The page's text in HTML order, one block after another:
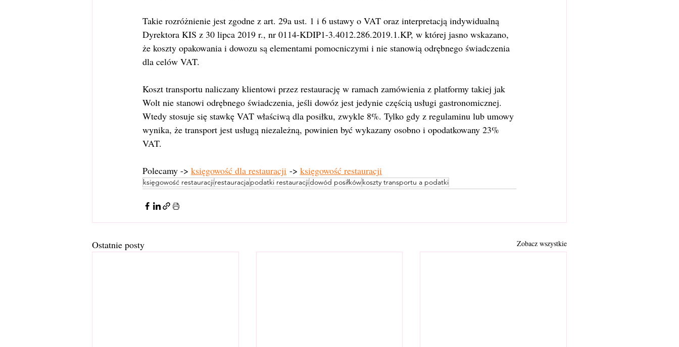
Takie rozróżnienie jest zgodne z art. 29a ust. 1 i 6 ustawy o VAT oraz interpretacją indywidualną
Dyrektora KIS z 30 lipca 2019 r., nr 0114-KDIP1-3.4012.286.2019.1.KP, w której jasno wskazano,
że koszty opakowania i dowozu są elementami pomocniczymi i nie stanowią odrębnego świadczenia
dla celów VAT.
Koszt transportu naliczany klientowi przez restaurację w ramach zamówienia z platformy takiej jak
Wolt nie stanowi odrębnego świadczenia, jeśli dowóz jest jedynie częścią usługi gastronomicznej.
Wtedy stosuje się stawkę VAT właściwą dla posiłku, zwykle 8%. Tylko gdy z regulaminu lub umowy
wynika, że transport jest usługą niezależną, powinien być wykazany osobno i opodatkowany 23%
VAT.
Polecamy -> księgowość dla restauracji -> księgowość restauracji
księgowość restauracjirestauracjapodatki restauracjidowód posiłkówkoszty transportu a podatki
Ostatnie posty Zobacz wszystkie